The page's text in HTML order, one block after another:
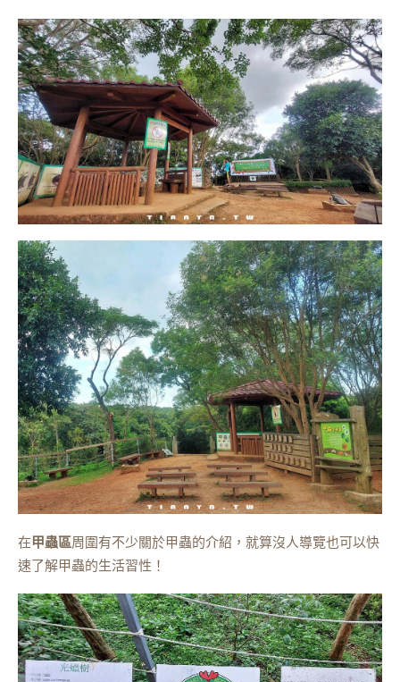
在甲蟲區周圍有不少關於甲蟲的介紹，就算沒人導覽也可以快
速了解甲蟲的生活習性！